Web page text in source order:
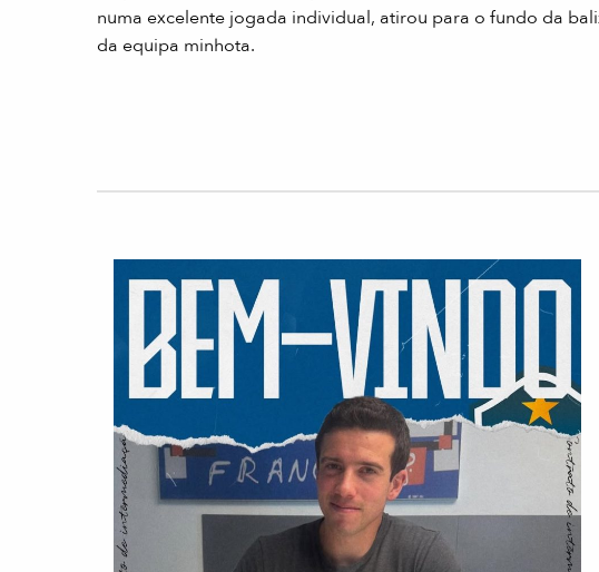
numa excelente jogada individual, atirou para o fundo da
da equipa minhota.